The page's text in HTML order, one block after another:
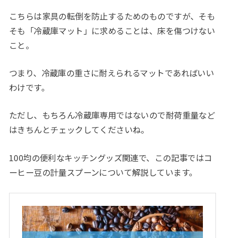
こちらは家具の転倒を防止するためのものですが、そも
そも「冷蔵庫マット」に求めることは、床を傷つけない
こと。
つまり、冷蔵庫の重さに耐えられるマットであればいい
わけです。
ただし、もちろん冷蔵庫専用ではないので耐荷重量など
はきちんとチェックしてくださいね。
100均の便利なキッチングッズ関連で、この記事ではコ
ーヒー豆の計量スプーンについて解説しています。